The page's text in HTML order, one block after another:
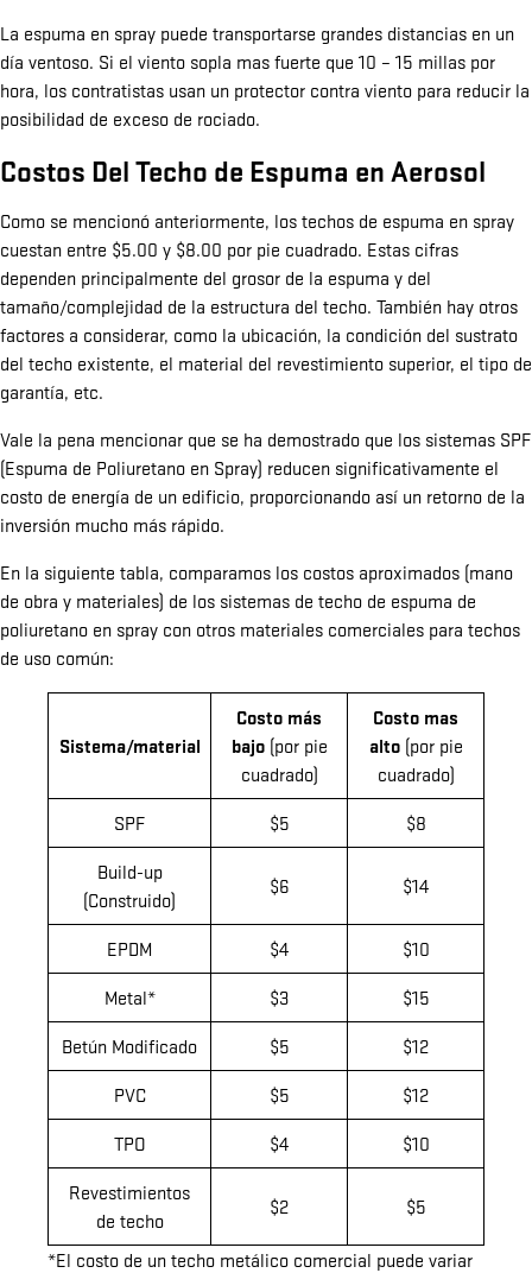
La espuma en spray puede transportarse grandes distancias en un
día ventoso. Si el viento sopla mas fuerte que 10 – 15 millas por
hora, los contratistas usan un protector contra viento para reducir la
posibilidad de exceso de rociado.
Costos Del Techo de Espuma en Aerosol
Como se mencionó anteriormente, los techos de espuma en spray
cuestan entre $5.00 y $8.00 por pie cuadrado. Estas cifras
dependen principalmente del grosor de la espuma y del
tamaño/complejidad de la estructura del techo. También hay otros
factores a considerar, como la ubicación, la condición del sustrato
del techo existente, el material del revestimiento superior, el tipo de
garantía, etc.
Vale la pena mencionar que se ha demostrado que los sistemas SPF
(Espuma de Poliuretano en Spray) reducen significativamente el
costo de energía de un edificio, proporcionando así un retorno de la
inversión mucho más rápido.
En la siguiente tabla, comparamos los costos aproximados (mano
de obra y materiales) de los sistemas de techo de espuma de
poliuretano en spray con otros materiales comerciales para techos
de uso común:
Sistema/material
Costo más
bajo (por pie
cuadrado)
Costo mas
alto (por pie
cuadrado)
SPF
$5
$8
Build-up
(Construido)
$6 $14
EPDM $4
$10
Metal*
$3
$15
Betún Modificado
$5
$12
PVC
$5
$12
TPO
$4
$10
Revestimientos
de techo
$2 $5
*El costo de un techo metálico comercial puede variar